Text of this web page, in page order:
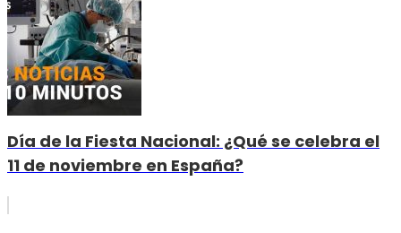
Día de la Fiesta Nacional: ¿Qué se celebra el
11 de noviembre en España?